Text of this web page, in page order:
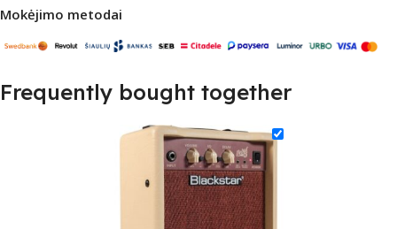
Mokėjimo metodai
Frequently bought together